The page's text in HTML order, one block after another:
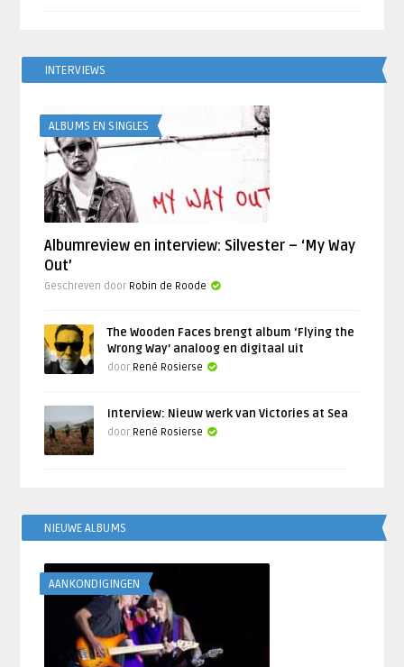
INTERVIEWS
ALBUMS EN SINGLES
Albumreview en interview: Silvester – ‘My Way
Out’
Geschreven door Robin de Roode
The Wooden Faces brengt album ‘Flying the
Wrong Way’ analoog en digitaal uit
door René Rosierse
Interview: Nieuw werk van Victories at Sea
door René Rosierse
NIEUWE ALBUMS
AANKONDIGINGEN